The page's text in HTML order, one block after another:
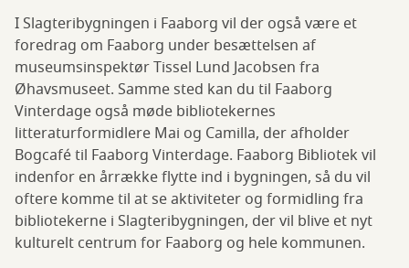
I Slagteribygningen i Faaborg vil der også være et
foredrag om Faaborg under besættelsen af
museumsinspektør Tissel Lund Jacobsen fra
Øhavsmuseet. Samme sted kan du til Faaborg
Vinterdage også møde bibliotekernes
litteraturformidlere Mai og Camilla, der afholder
Bogcafé til Faaborg Vinterdage. Faaborg Bibliotek vil
indenfor en årrække flytte ind i bygningen, så du vil
oftere komme til at se aktiviteter og formidling fra
bibliotekerne i Slagteribygningen, der vil blive et nyt
kulturelt centrum for Faaborg og hele kommunen.